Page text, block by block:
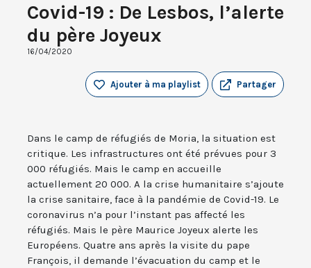
Covid-19 : De Lesbos, l’alerte
du père Joyeux
16/04/2020
Partager
Ajouter à ma playlist
Dans le camp de réfugiés de Moria, la situation est
critique. Les infrastructures ont été prévues pour 3
000 réfugiés. Mais le camp en accueille
actuellement 20 000. A la crise humanitaire s’ajoute
la crise sanitaire, face à la pandémie de Covid-19. Le
coronavirus n’a pour l’instant pas affecté les
réfugiés. Mais le père Maurice Joyeux alerte les
Européens. Quatre ans après la visite du pape
François, il demande l’évacuation du camp et le